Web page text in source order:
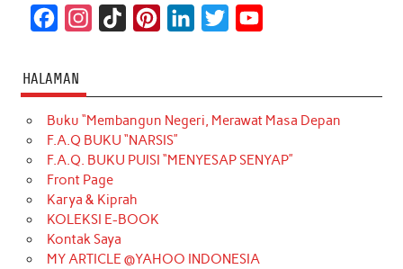
c
e
b
o
o
k
t
a
g
r
a
m
T
o
k
t
e
r
k
e
d
t
t
e
T
u
b
HALAMAN
Buku “Membangun Negeri, Merawat Masa Depan
F.A.Q BUKU “NARSIS”
F.A.Q. BUKU PUISI “MENYESAP SENYAP”
Front Page
Karya & Kiprah
KOLEKSI E-BOOK
Kontak Saya
MY ARTICLE @YAHOO INDONESIA